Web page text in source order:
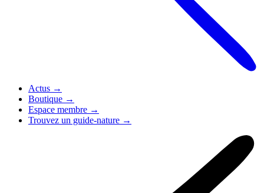
Actus →
Boutique →
Espace membre →
Trouvez un guide-nature →